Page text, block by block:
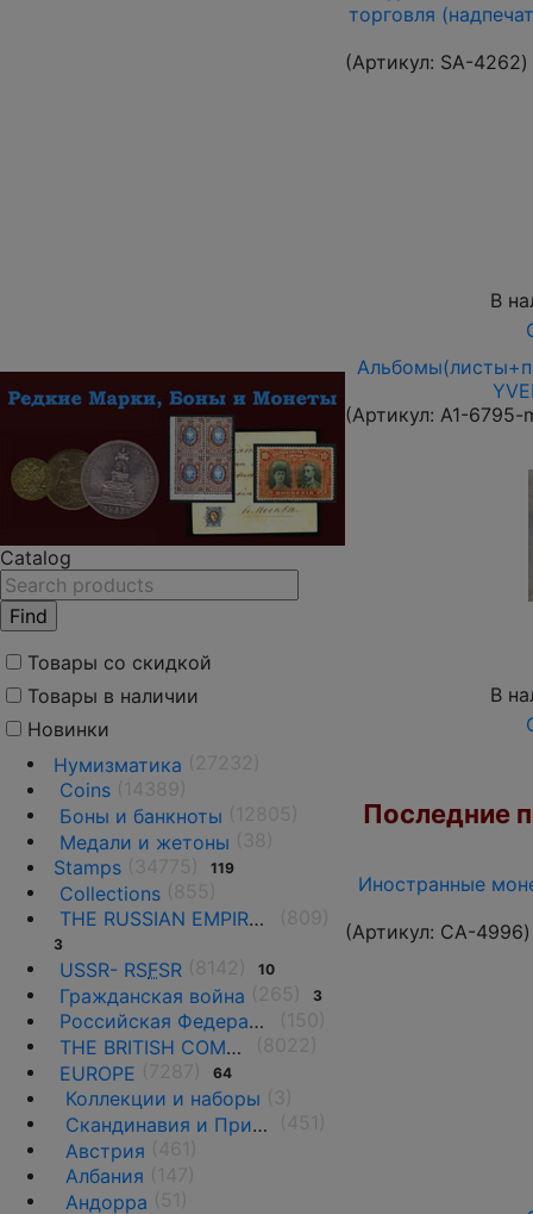
Catalog
Товары со скидкой
Товары в наличии
Новинки
Нумизматика
Coins
Боны и банкноты
Медали и жетоны
Stamps
119
Collections
THE RUSSIAN EMPIRE UNTIL 1917.
3
USSR- RSFSR 10
Гражданская война 3
Российская Федерация(1992 г.-н.д.)
THE BRITISH COMMONWEALTH
EUROPE
64
Коллекции и наборы
Скандинавия и Прибалтика
Австрия
Албания
Андорра
торговля
(Артикул: SA-4262)
В
(Артикул: A1-6795-
В
Последние
Иностранные
(Артикул: CA-4996)